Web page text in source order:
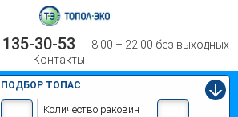
30-53
8.00 – 22.00 без выходных
Контакты
ПОДБОР ТОПАС
Количество раковин